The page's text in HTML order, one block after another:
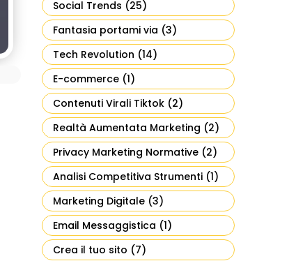
Social Trends (25)
Fantasia portami via (3)
Tech Revolution (14)
E-commerce (1)
Contenuti Virali Tiktok (2)
Realtà Aumentata Marketing (2)
Privacy Marketing Normative (2)
Analisi Competitiva Strumenti (1)
Marketing Digitale (3)
Email Messaggistica (1)
Crea il tuo sito (7)